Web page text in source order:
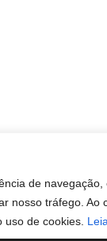
de navegação,
nosso tráfego. Ao
uso de cookies.